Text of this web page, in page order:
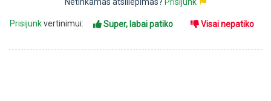
Prisijunkvertinimui: Super, labai patiko Visai nepatiko